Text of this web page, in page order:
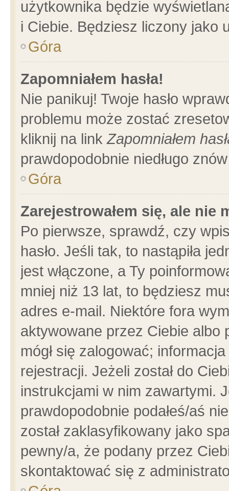
użytkownika będzie
i Ciebie. Będziesz liczony jako
Góra
Zapomniałem hasła!
Nie panikuj! Twoje hasło
problemu może zostać
kliknij na linkZapomniałem
prawdopodobnie niedługo
Góra
Zarejestrowałem się, ale nie
Po pierwsze, sprawdź, czy
hasło. Jeśli tak, to nastąpiła
jest włączone, a Ty
mniej niż 13 lat, to będziesz
adres e-mail. Niektóre fora
aktywowane przez Ciebie albo
mógł się zalogować;
rejestracji. Jeżeli został do
instrukcjami w nim zawartymi.
prawdopodobnie podałeś/aś
został zaklasyfikowany jako
pewny/a, że podany przez
skontaktować się z